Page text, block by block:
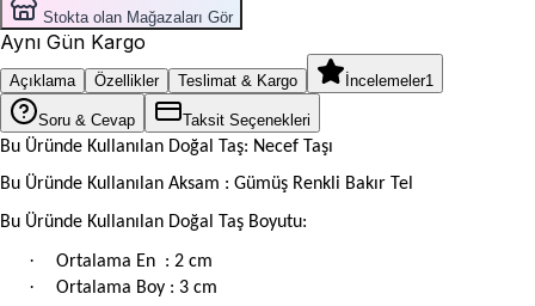
Stokta olan Mağazaları Gör
Aynı Gün Kargo
Açıklama Özellikler Teslimat & Kargo İncelemeler1
Soru & Cevap Taksit Seçenekleri
Bu Üründe Kullanılan Doğal Taş: Necef Taşı
Bu Üründe Kullanılan Aksam : Gümüş Renkli Bakır Tel
Bu Üründe Kullanılan Doğal Taş Boyutu:
· Ortalama En : 2 cm
· Ortalama Boy : 3 cm